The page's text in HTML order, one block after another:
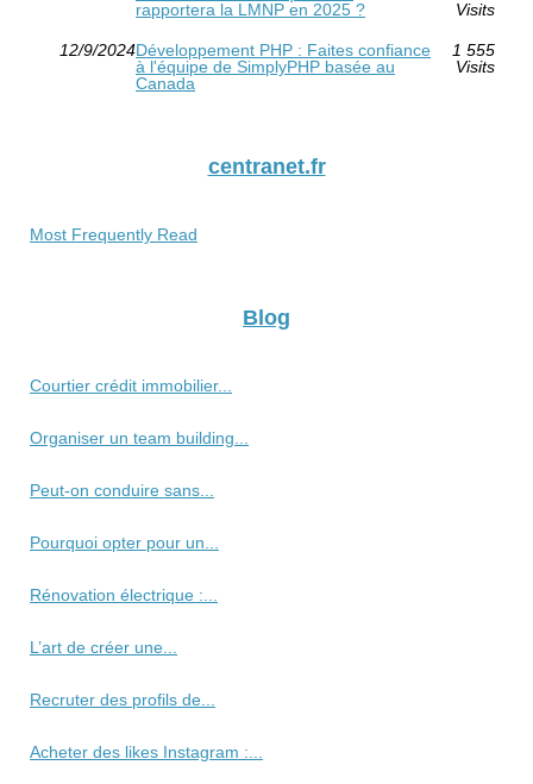
rapportera la LMNP en 2025 ?
Visits
12/9/2024Développement PHP : Faites confiance
à l'équipe de SimplyPHP basée au
Canada
1 555
Visits
centranet.fr
Most Frequently Read
Blog
Courtier crédit immobilier...
Organiser un team building...
Peut-on conduire sans...
Pourquoi opter pour un...
Rénovation électrique :...
L’art de créer une...
Recruter des profils de...
Acheter des likes Instagram :...